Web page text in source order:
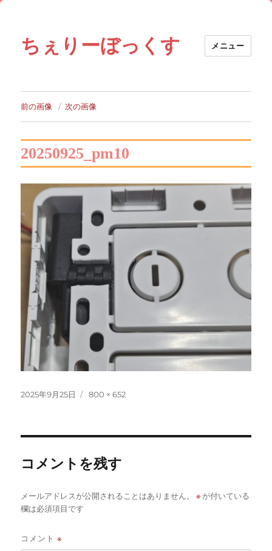
ちぇりーぼっくす メニュー
前の画像 次の画像
20250925_pm10
投
2025年9月25日
フ
800 × 652
コメントを残す
メールアドレスが公開されることはありません。 ※ が付いている
欄は必須項目です
コメント※